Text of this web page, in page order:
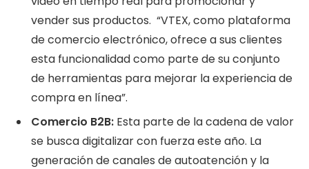
vender sus productos. “VTEX, como plataforma
de comercio electrónico, ofrece a sus clientes
esta funcionalidad como parte de su conjunto
de herramientas para mejorar la experiencia de
compra en línea”.
Comercio B2B: Esta parte de la cadena de valor
se busca digitalizar con fuerza este año. La
generación de canales de autoatención y la